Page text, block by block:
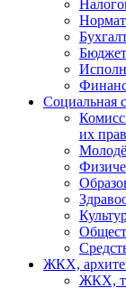
Социальная
их прав
ЖКХ,
ЖКХ,